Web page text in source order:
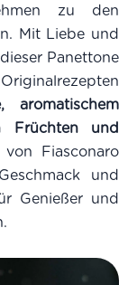
zu den
Mit Liebe und
Panettone
aromatischem
Früchten und
Fiasconaro
und
Genießer und